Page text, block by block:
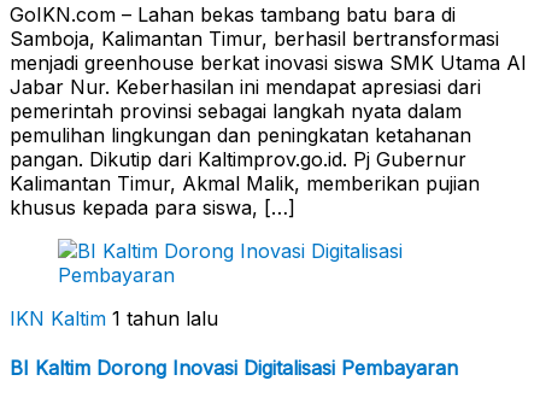
GoIKN.com – Lahan bekas tambang batu bara di
Samboja, Kalimantan Timur, berhasil bertransformasi
menjadi greenhouse berkat inovasi siswa SMK Utama Al
Jabar Nur. Keberhasilan ini mendapat apresiasi dari
pemerintah provinsi sebagai langkah nyata dalam
pemulihan lingkungan dan peningkatan ketahanan
pangan. Dikutip dari Kaltimprov.go.id. Pj Gubernur
Kalimantan Timur, Akmal Malik, memberikan pujian
khusus kepada para siswa, […]
IKN Kaltim 1 tahun lalu
BI Kaltim Dorong Inovasi Digitalisasi Pembayaran